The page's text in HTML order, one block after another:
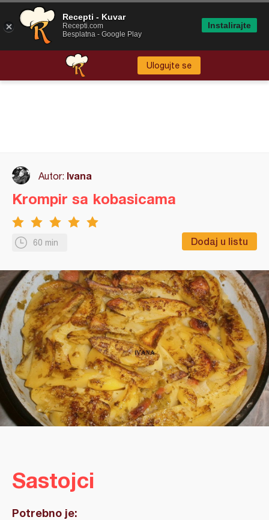
Ulogujte se
Autor: Ivana
60 min Dodaj u listu
Krompir sa kobasicama
Sastojci
Potrebno je:
Recepti - Kuvar
Recepti.com
Besplatna - Google Play
Instalirajte